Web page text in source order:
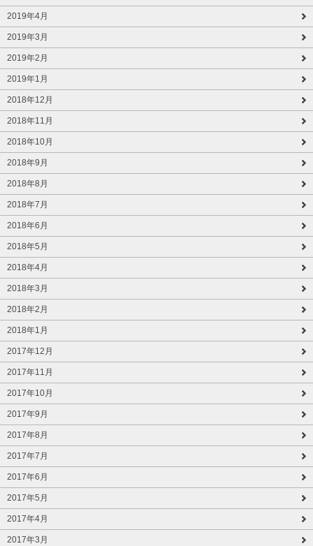
2019年4月
2019年3月
2019年2月
2019年1月
2018年12月
2018年11月
2018年10月
2018年9月
2018年8月
2018年7月
2018年6月
2018年5月
2018年4月
2018年3月
2018年2月
2018年1月
2017年12月
2017年11月
2017年10月
2017年9月
2017年8月
2017年7月
2017年6月
2017年5月
2017年4月
2017年3月